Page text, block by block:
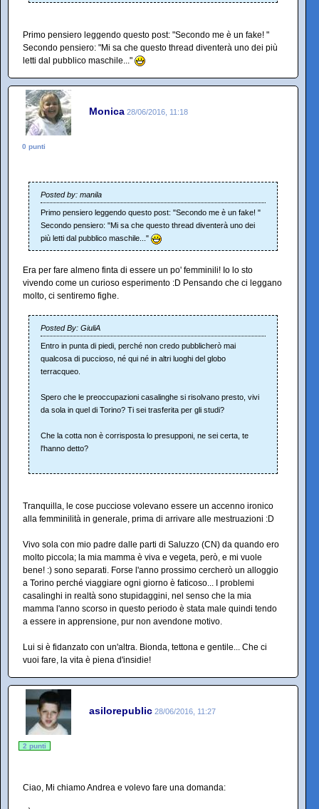
Primo pensiero leggendo questo post: "Secondo me è un fake! "
Secondo pensiero: "Mi sa che questo thread diventerà uno dei più
letti dal pubblico maschile..."
Monica 28/06/2016, 11:18
0 punti
Posted by: manila
Primo pensiero leggendo questo post: "Secondo me è un fake! "
Secondo pensiero: "Mi sa che questo thread diventerà uno dei
più letti dal pubblico maschile..."
Era per fare almeno finta di essere un po' femminili! Io lo sto
vivendo come un curioso esperimento :D Pensando che ci leggano
molto, ci sentiremo fighe.
Posted By: GiuliA
Entro in punta di piedi, perché non credo pubblicherò mai
qualcosa di puccioso, né qui né in altri luoghi del globo
terracqueo.
Spero che le preoccupazioni casalinghe si risolvano presto, vivi
da sola in quel di Torino? Ti sei trasferita per gli studi?
Che la cotta non è corrisposta lo presupponi, ne sei certa, te
l'hanno detto?
Tranquilla, le cose pucciose volevano essere un accenno ironico
alla femminilità in generale, prima di arrivare alle mestruazioni :D
Vivo sola con mio padre dalle parti di Saluzzo (CN) da quando ero
molto piccola; la mia mamma è viva e vegeta, però, e mi vuole
bene! :) sono separati. Forse l'anno prossimo cercherò un alloggio
a Torino perché viaggiare ogni giorno è faticoso... I problemi
casalinghi in realtà sono stupidaggini, nel senso che la mia
mamma l'anno scorso in questo periodo è stata male quindi tendo
a essere in apprensione, pur non avendone motivo.
Lui si è fidanzato con un'altra. Bionda, tettona e gentile... Che ci
vuoi fare, la vita è piena d'insidie!
asilorepublic 28/06/2016, 11:27
2 punti
Ciao, Mi chiamo Andrea e volevo fare una domanda: